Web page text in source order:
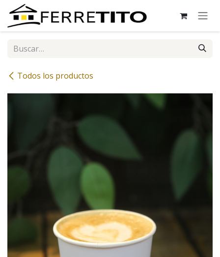
Ir al contenido
Todos los productos